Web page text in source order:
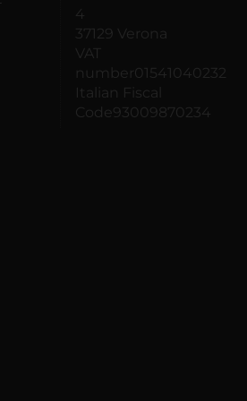
4
37129 Verona
VAT
number01541040232
Italian Fiscal
Code93009870234